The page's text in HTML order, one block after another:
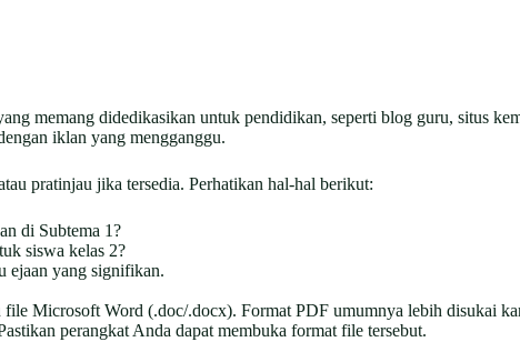
memang didedikasikan untuk pendidikan, seperti blog guru, situs
iklan yang mengganggu.
pratinjau jika tersedia. Perhatikan hal-hal berikut:
di Subtema 1?
siswa kelas 2?
ejaan yang signifikan.
Microsoft Word (.doc/.docx). Format PDF umumnya lebih disukai
perangkat Anda dapat membuka format file tersebut.